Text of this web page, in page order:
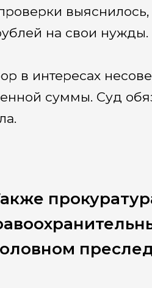
выяснилось,
на свои нужды.
в интересах
суммы. Суд